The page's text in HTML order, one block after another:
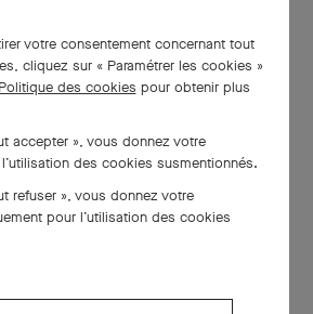
poisson, le plumage d’un oiseau,
pin ou encore aujourd’hui la fleur
votre consentement concernant tout
cliquez sur « Paramétrer les cookies »
Politique des cookies pour obtenir plus
accepter », vous donnez votre
des cookies susmentionnés.
refuser », vous donnez votre
pour l’utilisation des cookies